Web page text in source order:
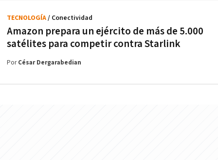
Amazon prepara un ejército de más de 5.000
satélites para competir contra Starlink
TECNOLOGÍA/ Conectividad
PorCésar Dergarabedian